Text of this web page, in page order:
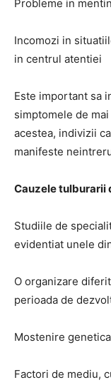
Probleme in
Incomozi in
in centrul atentiei
Este important sa
simptomele de
acestea, indivizii
manifeste
Cauzele tulburarii
Studiile de
evidentiat unele
O organizare
perioada de
Mostenire genetica
Factori de mediu,